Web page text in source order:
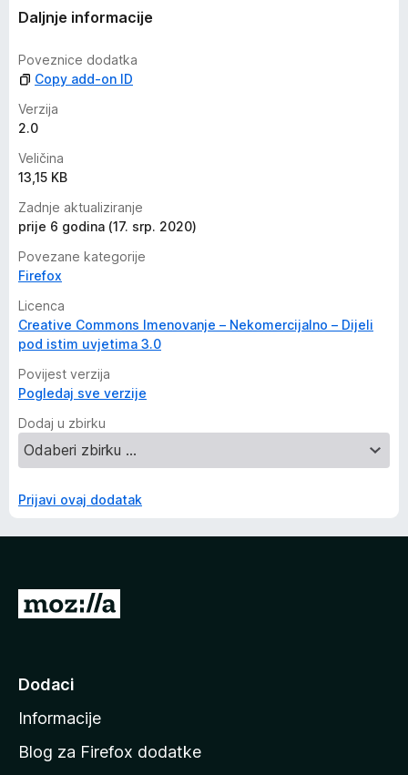
a
Daljnje informacije
Poveznice dodatka
Copy add-on ID
Verzija
2.0
Veličina
13,15 KB
Zadnje aktualiziranje
prije 6 godina (17. srp. 2020)
Povezane kategorije
Firefox
Licenca
Creative Commons Imenovanje – Nekomercijalno – Dijeli
pod istim uvjetima 3.0
Povijest verzija
Pogledaj sve verzije
Dodaj u zbirku
Prijavi ovaj dodatak
n
p
o
Dodaci
Informacije
Blog za Firefox dodatke